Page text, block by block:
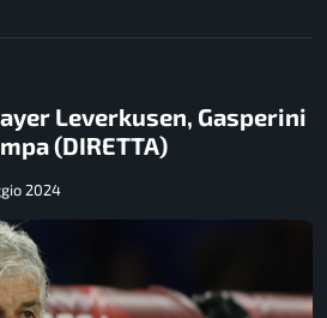
Leverkusen, Gasperini
(DIRETTA)
2024